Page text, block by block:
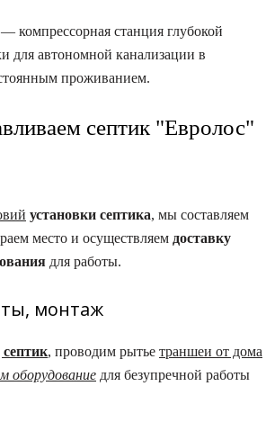
станция глубокой
для автономной канализации в
проживанием.
септик "Евролос"
установки септика, мы составляем
место и осуществляем доставку
для работы.
монтаж​
, проводим рытье траншеи от дома
оборудование для безупречной работы